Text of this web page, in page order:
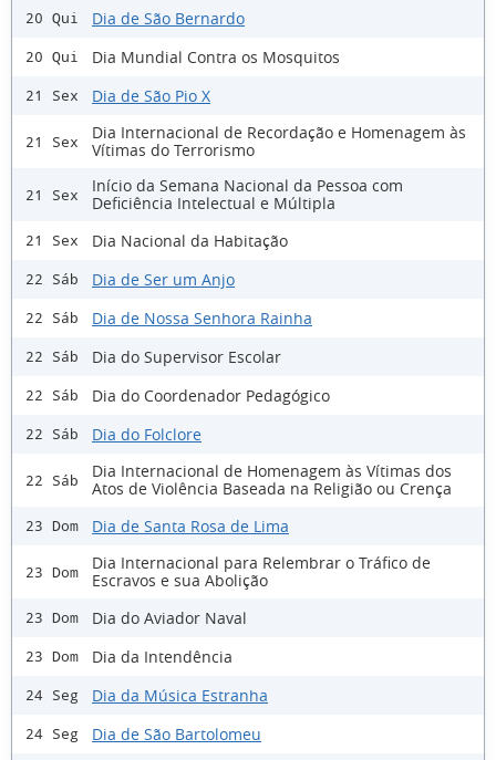
20 Qui Dia de São Bernardo
20 Qui Dia Mundial Contra os Mosquitos
21 Sex Dia de São Pio X
21 Sex
Dia Internacional de Recordação e Homenagem às
Vítimas do Terrorismo
21 Sex
Início da Semana Nacional da Pessoa com
Deficiência Intelectual e Múltipla
21 Sex Dia Nacional da Habitação
22 Sáb Dia de Ser um Anjo
22 Sáb Dia de Nossa Senhora Rainha
22 Sáb Dia do Supervisor Escolar
22 Sáb Dia do Coordenador Pedagógico
22 Sáb Dia do Folclore
22 Sáb
Dia Internacional de Homenagem às Vítimas dos
Atos de Violência Baseada na Religião ou Crença
23 Dom Dia de Santa Rosa de Lima
23 Dom
Dia Internacional para Relembrar o Tráfico de
Escravos e sua Abolição
23 Dom Dia do Aviador Naval
23 Dom Dia da Intendência
24 Seg Dia da Música Estranha
24 Seg Dia de São Bartolomeu